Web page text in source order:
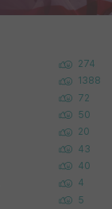
274
1388
72
50
20
43
40
4
5